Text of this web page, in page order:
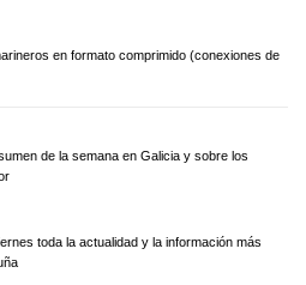
en formato comprimido (conexiones de
de la semana en Galicia y sobre los
toda la actualidad y la información más